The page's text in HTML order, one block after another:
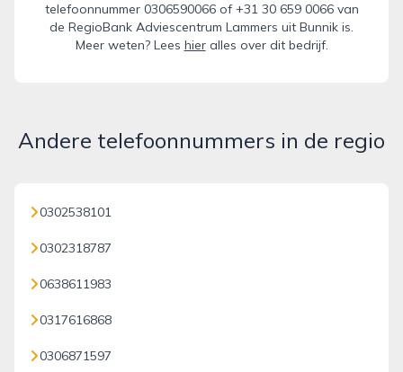
telefoonnummer 0306590066 of +31 30 659 0066 van
de RegioBank Adviescentrum Lammers uit Bunnik is.
Meer weten? Lees hieralles over dit bedrijf.
Andere telefoonnummers in de regio
0302538101
0302318787
0638611983
0317616868
0306871597